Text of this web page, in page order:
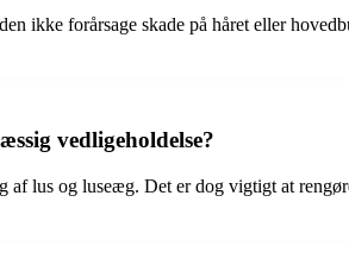
ikke forårsage skade på håret eller
vedligeholdelse?
lus og luseæg. Det er dog vigtigt at